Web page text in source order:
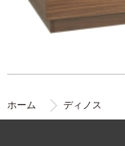
ホーム ディノス